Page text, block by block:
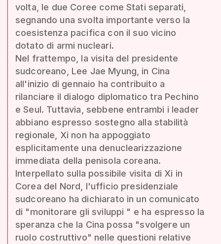
volta, le due Coree come Stati separati,
segnando una svolta importante verso la
coesistenza pacifica con il suo vicino
dotato di armi nucleari.
Nel frattempo, la visita del presidente
sudcoreano, Lee Jae Myung, in Cina
all'inizio di gennaio ha contribuito a
rilanciare il dialogo diplomatico tra Pechino
e Seul. Tuttavia, sebbene entrambi i leader
abbiano espresso sostegno alla stabilità
regionale, Xi non ha appoggiato
esplicitamente una denuclearizzazione
immediata della penisola coreana.
Interpellato sulla possibile visita di Xi in
Corea del Nord, l'ufficio presidenziale
sudcoreano ha dichiarato in un comunicato
di "monitorare gli sviluppi " e ha espresso la
speranza che la Cina possa "svolgere un
ruolo costruttivo" nelle questioni relative